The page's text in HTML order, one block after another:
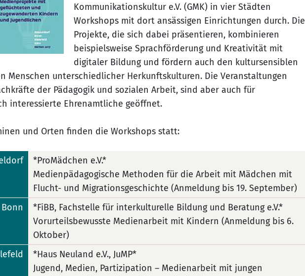
Kommunikationskultur e.V. (GMK) in vier Städten
Workshops mit dort ansässigen Einrichtungen durch. Die
Projekte, die sich dabei präsentieren, kombinieren
beispielsweise Sprachförderung und Kreativität mit
digitaler Bildung und fördern auch den kultursensiblen
Menschen unterschiedlicher Herkunftskulturen. Die Veranstaltungen
der Pädagogik und sozialen Arbeit, sind aber auch für
interessierte Ehrenamtliche geöffnet.
und Orten finden die Workshops statt:
*ProMädchen e.V.*
Medienpädagogische Methoden für die Arbeit mit Mädchen mit
Flucht- und Migrationsgeschichte (Anmeldung bis 19. September)
Bonn
*FiBB, Fachstelle für interkulturelle Bildung und Beratung e.V.*
Vorurteilsbewusste Medienarbeit mit Kindern (Anmeldung bis 6.
Oktober)
*Haus Neuland e.V., JuMP*
Jugend, Medien, Partizipation – Medienarbeit mit jungen